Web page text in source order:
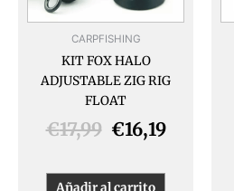
CARPFISHING
KIT FOX HALO
ADJUSTABLE ZIG RIG
FLOAT
€17,99 €16,19
Añadir al carrito